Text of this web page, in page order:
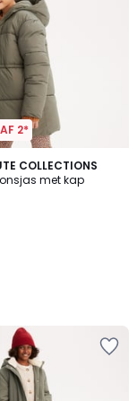
2*
COLLECTIONS
met kap